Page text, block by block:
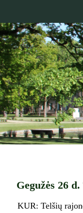
Gegužės 26
KUR: Telšių